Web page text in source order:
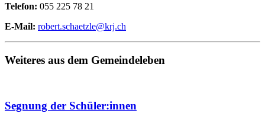
Telefon: 055 225 78 21
E-Mail: robert.schaetzle@krj.ch
Weiteres aus dem Gemeindeleben
Segnung der Schüler:innen